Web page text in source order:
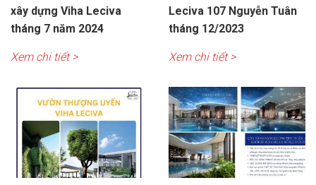
xây dựng Viha Leciva
tháng 7 năm 2024
Xem chi tiết >
Leciva 107 Nguyễn Tuân
tháng 12/2023
Xem chi tiết >